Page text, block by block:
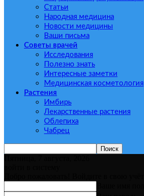
Статьи
Народная медицина
Новости медицины
Ваши письма
Советы врачей
Исследования
Полезно знать
Интересные заметки
Медицинская косметология
Растения
Имбирь
Лекарственные растения
Облепиха
Чабрец